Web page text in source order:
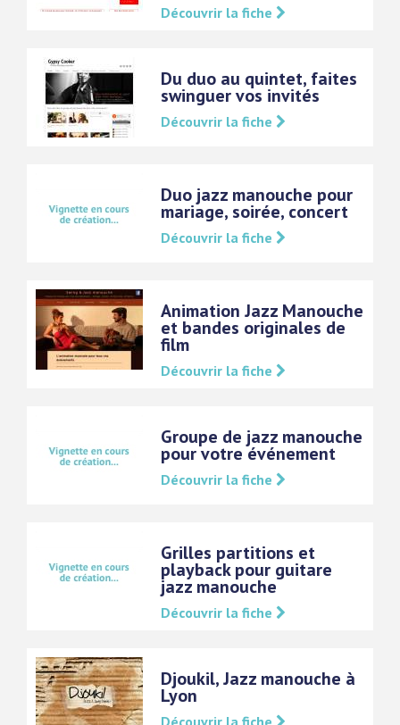
Découvrir la fiche
Du duo au quintet, faites
swinguer vos invités
Découvrir la fiche
Duo jazz manouche pour
mariage, soirée, concert
Découvrir la fiche
Animation Jazz Manouche
et bandes originales de
film
Découvrir la fiche
Groupe de jazz manouche
pour votre événement
Découvrir la fiche
Grilles partitions et
playback pour guitare
jazz manouche
Découvrir la fiche
Djoukil, Jazz manouche à
Lyon